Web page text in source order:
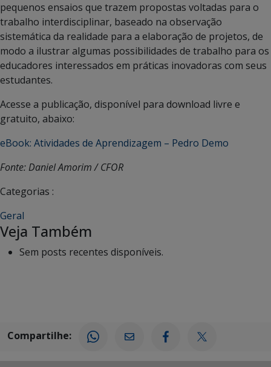
pequenos ensaios que trazem propostas voltadas para o
trabalho interdisciplinar, baseado na observação
sistemática da realidade para a elaboração de projetos, de
modo a ilustrar algumas possibilidades de trabalho para os
educadores interessados em práticas inovadoras com seus
estudantes.
Acesse a publicação, disponível para download livre e
gratuito, abaixo:
eBook: Atividades de Aprendizagem – Pedro Demo
Fonte: Daniel Amorim / CFOR
Categorias :
Geral
Veja Também
Sem posts recentes disponíveis.
Compartilhe: